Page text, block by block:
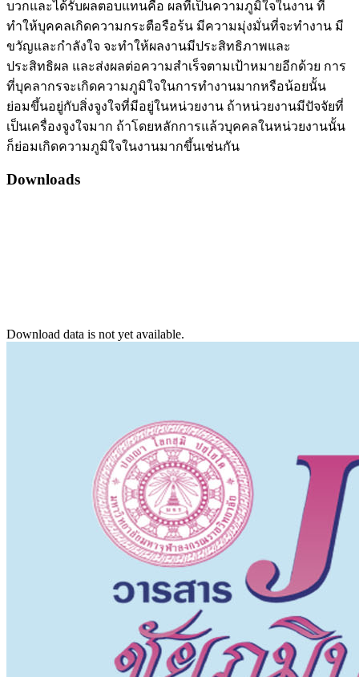
บวกและได้รับผลตอบแทนคือ ผลที่เป็นความภูมิใจในงาน ที่
ทำให้บุคคลเกิดความกระตือรือร้น มีความมุ่งมั่นที่จะทำงาน มี
ขวัญและกำลังใจ จะทำให้ผลงานมีประสิทธิภาพและ
ประสิทธิผล และส่งผลต่อความสำเร็จตามเป้าหมายอีกด้วย การ
ที่บุคลากรจะเกิดความภูมิใจในการทำงานมากหรือน้อยนั้น
ย่อมขึ้นอยู่กับสิ่งจูงใจที่มีอยู่ในหน่วยงาน ถ้าหน่วยงานมีปัจจัยที่
เป็นเครื่องจูงใจมาก ถ้าโดยหลักการแล้วบุคคลในหน่วยงานนั้น
ก็ย่อมเกิดความภูมิใจในงานมากขึ้นเช่นกัน
Downloads
Download data is not yet available.